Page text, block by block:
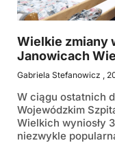
Wielkie zmiany
Janowicach
Gabriela Stefanowicz
W ciągu ostatnich
Wojewódzkim
Wielkich wyniosły
niezwykle